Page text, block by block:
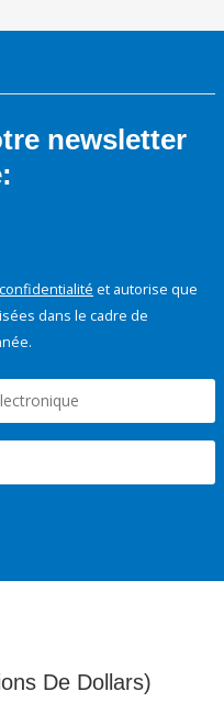
newsletter
et autorise que
dans le cadre de
De Dollars)